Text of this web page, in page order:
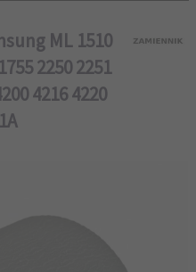
ML 1510
2250 2251
4216 4220